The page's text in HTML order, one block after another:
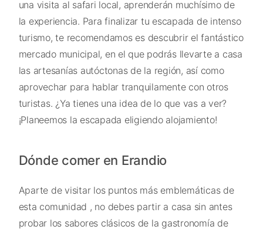
una visita al safari local, aprenderán muchísimo de
la experiencia. Para finalizar tu escapada de intenso
turismo, te recomendamos es descubrir el fantástico
mercado municipal, en el que podrás llevarte a casa
las artesanías autóctonas de la región, así como
aprovechar para hablar tranquilamente con otros
turistas. ¿Ya tienes una idea de lo que vas a ver?
¡Planeemos la escapada eligiendo alojamiento!
Dónde comer en Erandio
Aparte de visitar los puntos más emblemáticas de
esta comunidad , no debes partir a casa sin antes
probar los sabores clásicos de la gastronomía de